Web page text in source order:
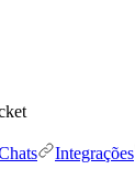
Integrações